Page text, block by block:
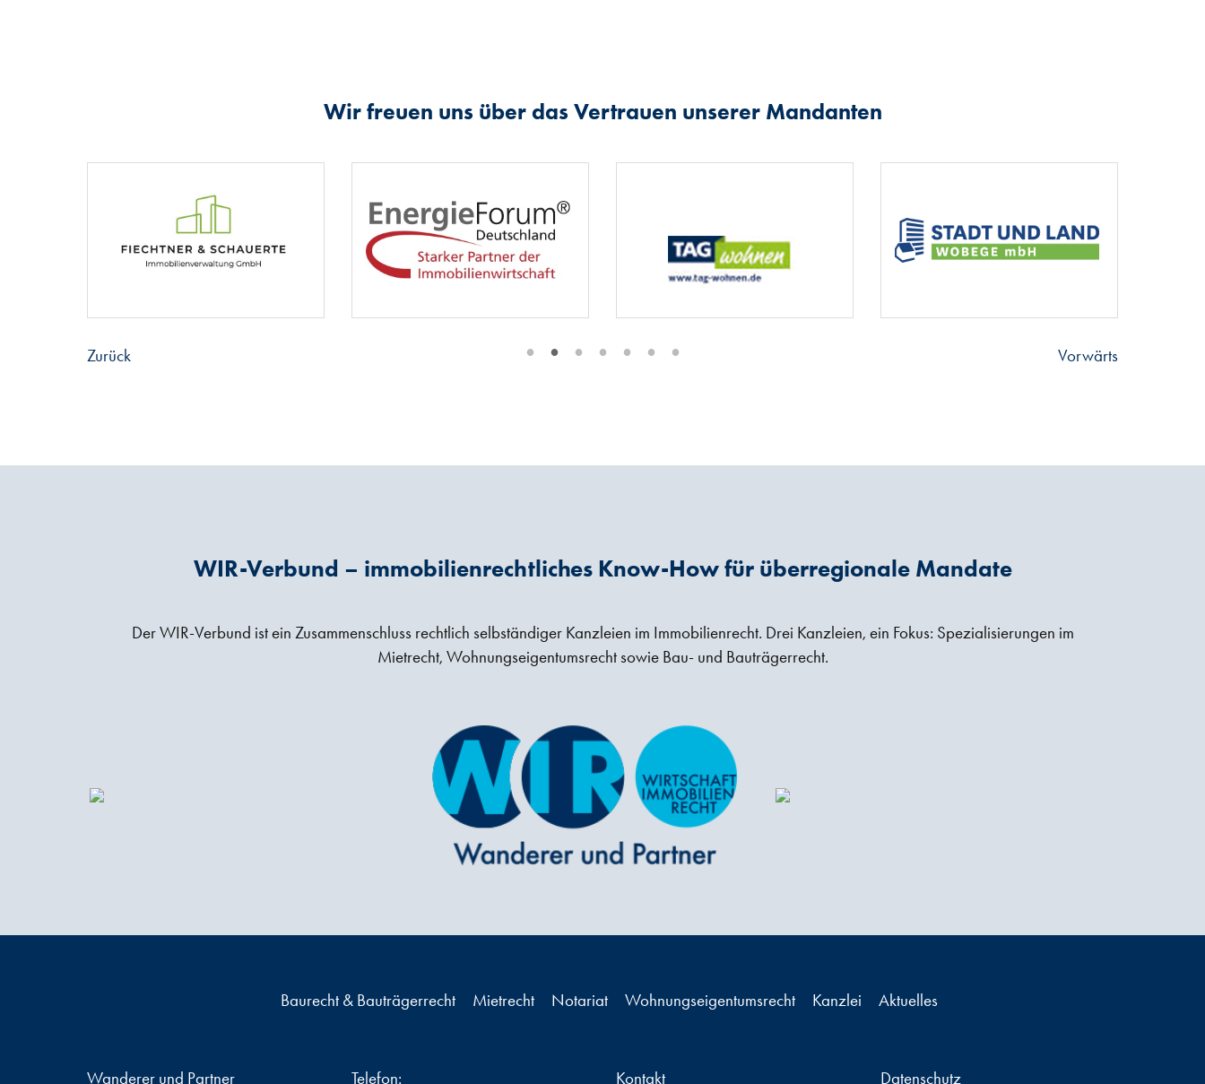
Wir freuen uns über das Vertrauen unserer Mandanten
Zurück • • • • • • • Vorwärts
WIR-Verbund – immobilienrechtliches Know-How für überregionale Mandate
Der WIR-Verbund ist ein Zusammenschluss rechtlich selbständiger Kanzleien im Immobilienrecht. Drei Kanzleien, ein Fokus: Spezialisierungen im
Mietrecht, Wohnungseigentumsrecht sowie Bau- und Bauträgerrecht.
Baurecht & Bauträgerrecht Mietrecht Notariat Wohnungseigentumsrecht Kanzlei Aktuelles
Wanderer und Partner Telefon: Kontakt Datenschutz